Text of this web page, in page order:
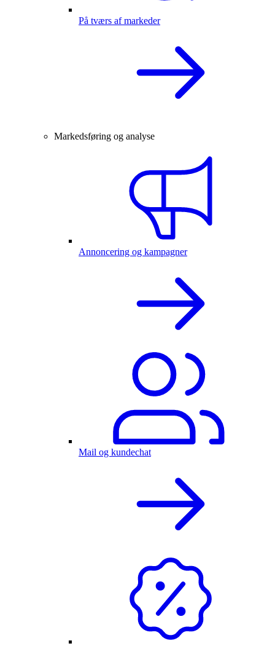
På tværs af markeder
Markedsføring og analyse
Annoncering og kampagner
Mail og kundechat